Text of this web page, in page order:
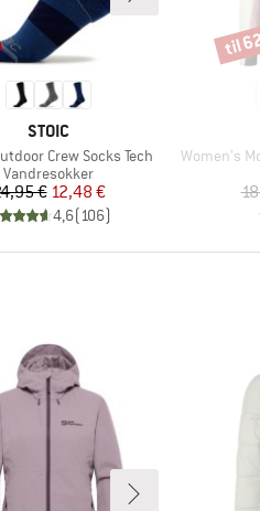
MÆRKE
STOIC
Crew Socks Tech
Produktgruppe
Vandresokker
Pris
€Nedsat pris
12,48 €
4,6(106)
Artikel
Women's
Rabat
til